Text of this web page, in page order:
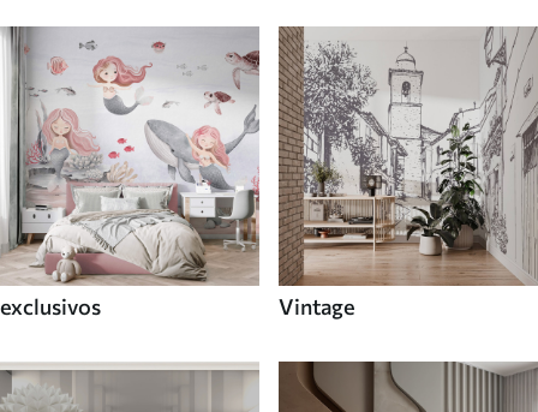
exclusivos Vintage